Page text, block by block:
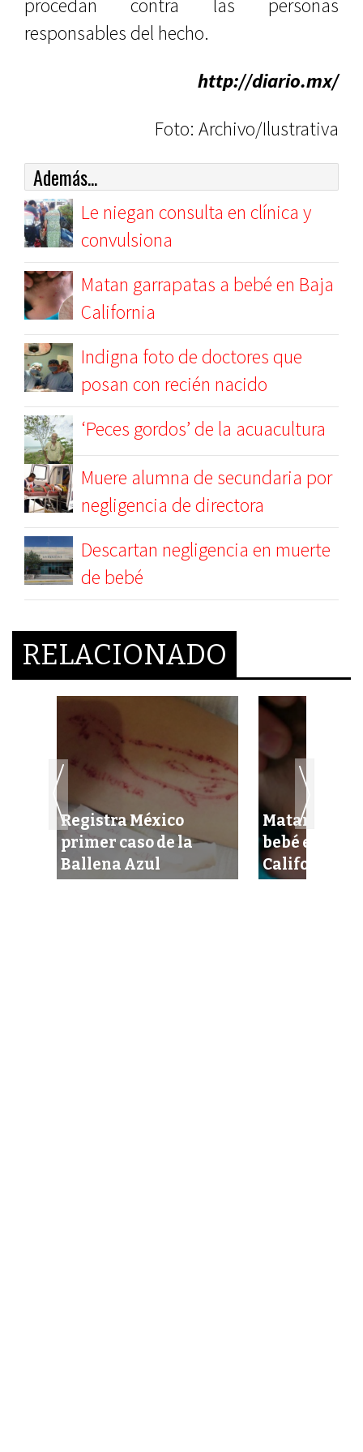
procedan contra las personas
responsables del hecho.
http://diario.mx/
Foto: Archivo/Ilustrativa
Además...
Le niegan consulta en clínica y
convulsiona
Matan garrapatas a bebé en Baja
California
Indigna foto de doctores que
posan con recién nacido
‘Peces gordos’ de la acuacultura
Muere alumna de secundaria por
negligencia de directora
Descartan negligencia en muerte
de bebé
RELACIONADO
Registra México
primer caso de la
Ballena Azul
Matan
bebé en Baja
California